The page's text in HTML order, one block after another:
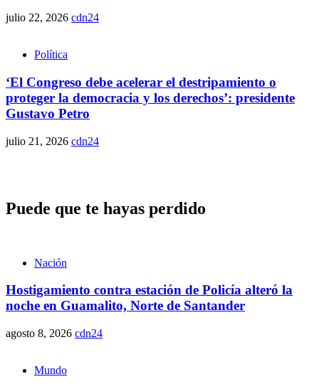
julio 22, 2026 cdn24
Política
‘El Congreso debe acelerar el destripamiento o
proteger la democracia y los derechos’: presidente
Gustavo Petro
julio 21, 2026 cdn24
Puede que te hayas perdido
Nación
Hostigamiento contra estación de Policía alteró la
noche en Guamalito, Norte de Santander
agosto 8, 2026 cdn24
Mundo